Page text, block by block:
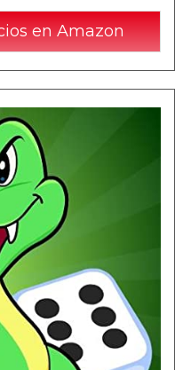
en Amazon